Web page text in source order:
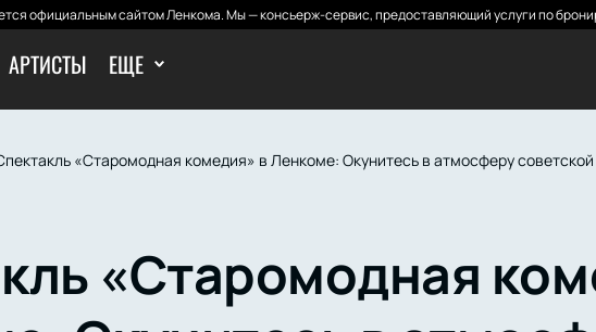
официальным сайтом Ленкома. Мы — консьерж-сервис, предоставляющий услуги по
АРТИСТЫ ЕЩЕ
«Старомодная комедия» в Ленкоме: Окунитесь в атмосферу
«Старомодная